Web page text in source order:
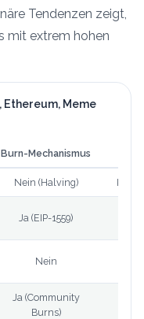
Tendenzen zeigt,
mit extrem hohen
Meme
Burn-Mechanismus
Nein (Halving)
Ja (EIP-1559)
Nein
Ja (Community
Burns)